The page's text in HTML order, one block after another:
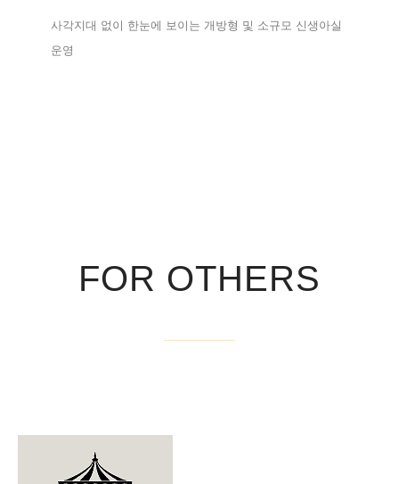
사각지대 없이 한눈에 보이는 개방형 및 소규모 신생아실
운영
FOR OTHERS